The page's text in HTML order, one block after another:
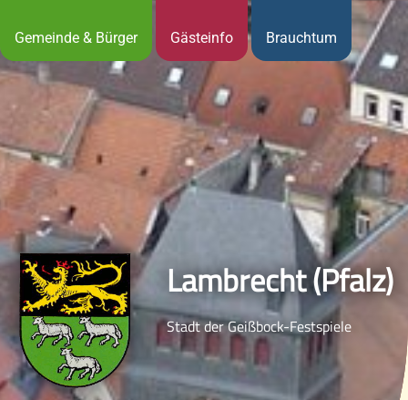
Gemeinde & Bürger Gästeinfo Brauchtum
Lambrecht (Pfalz)
Stadt der Geißbock-Festspiele